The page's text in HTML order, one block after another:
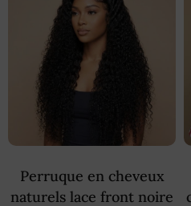
Perruque en cheveux
naturels lace front noire